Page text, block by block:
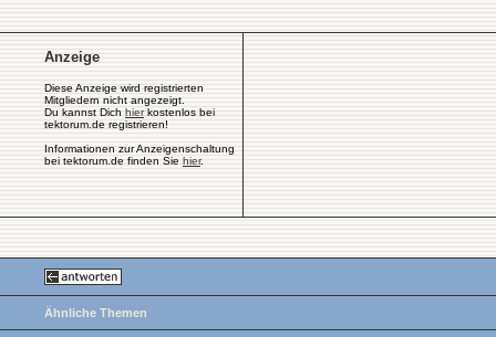
Anzeige
Diese Anzeige wird registrierten
Mitgliedern nicht angezeigt.
Du kannst Dich hierkostenlos bei
tektorum.de registrieren!
Informationen zur Anzeigenschaltung
bei tektorum.de finden Sie hier.
Ähnliche Themen